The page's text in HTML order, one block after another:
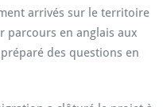
r
a
m
arrivés sur le territoire
parcours en anglais aux
des questions en